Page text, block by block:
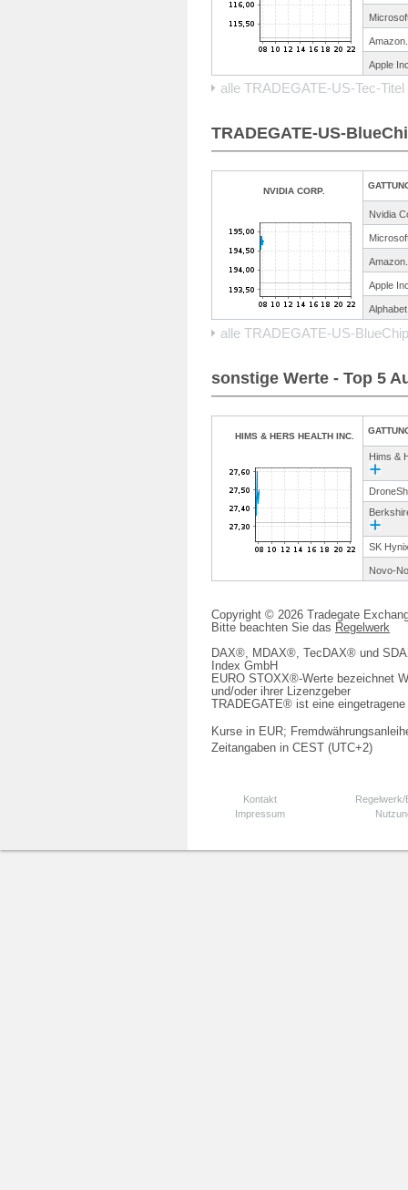
Amazon.
Apple
alle TRADEGATE-US-Tec-
TRADEGATE-US-
NVIDIA CORP.
Nvidia
Amazon.
Apple
alle TRADEGATE-US-
sonstige Werte - Top 5
HIMS & HERS HEALTH INC.
Hims &
SK
Novo-
Copyright © 2026 Tradegate
Bitte beachten Sie das Regelwerk
DAX®, MDAX®, TecDAX® und
Index GmbH
EURO STOXX®-Werte bezeichnet
und/oder ihrer Lizenzgeber
TRADEGATE® ist eine
Kurse in EUR;
Zeitangaben in CEST (UTC+2)
Kontakt
Impressum